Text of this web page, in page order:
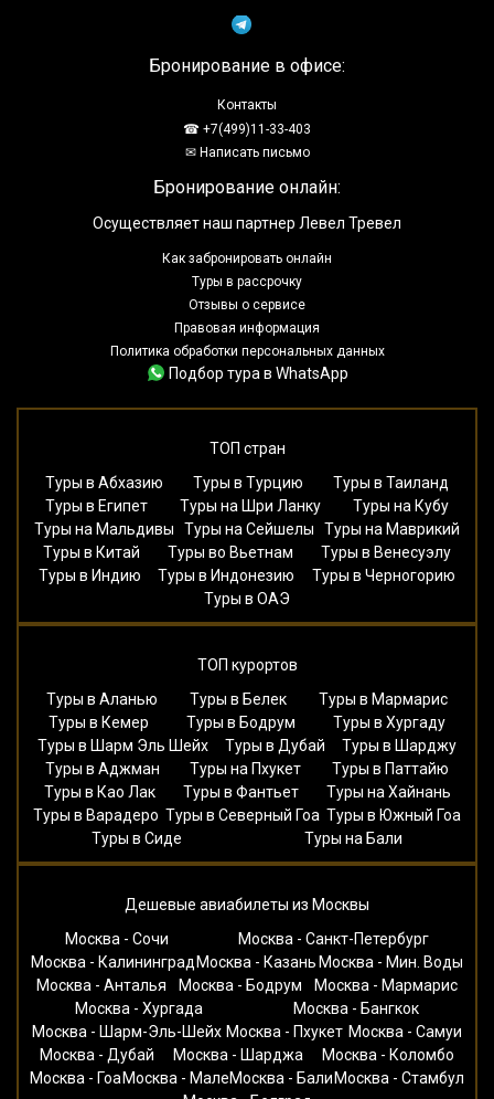
Бронирование в офисе:
Контакты
☎ +7(499)11-33-403
✉ Написать письмо
Бронирование онлайн:
Осуществляет наш партнер Левел Тревел
Как забронировать онлайн
Туры в рассрочку
Отзывы о сервисе
Правовая информация
Политика обработки персональных данных
Подбор тура в WhatsApp
ТОП стран
Туры в Абхазию
Туры в Турцию
Туры в Таиланд
Туры в Египет
Туры на Шри Ланку
Туры на Кубу
Туры на Мальдивы
Туры на Сейшелы
Туры на Маврикий
Туры в Китай
Туры во Вьетнам
Туры в Венесуэлу
Туры в Индию
Туры в Индонезию
Туры в Черногорию
Туры в ОАЭ
ТОП курортов
Туры в Аланью
Туры в Белек
Туры в Мармарис
Туры в Кемер
Туры в Бодрум
Туры в Хургаду
Туры в Шарм Эль Шейх
Туры в Дубай
Туры в Шарджу
Туры в Аджман
Туры на Пхукет
Туры в Паттайю
Туры в Као Лак
Туры в Фантьет
Туры на Хайнань
Туры в Варадеро Туры в Северный Гоа Туры в Южный Гоа
Туры в Сиде
Туры на Бали
Дешевые авиабилеты из Москвы
Москва - Сочи
Москва - Санкт-Петербург
Москва - КалининградМосква - КазаньМосква - Мин. Воды
Москва - Анталья
Москва - Бодрум
Москва - Мармарис
Москва - Хургада
Москва - Бангкок
Москва - Шарм-Эль-Шейх Москва - Пхукет Москва - Самуи
Москва - Дубай
Москва - Шарджа
Москва - Коломбо
Москва - ГоаМосква - МалеМосква - БалиМосква - Стамбул